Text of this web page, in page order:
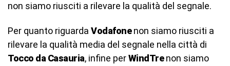
non siamo riusciti a rilevare la qualità del segnale.
Per quanto riguarda Vodafonenon siamo riusciti a
rilevare la qualità media del segnale nella città di
Tocco da Casauria, infine perWindTrenon siamo